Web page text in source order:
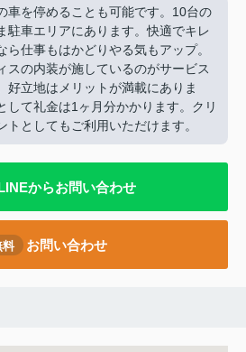
車を停めることも可能です。10台の
駐車エリアにあります。快適でキレ
ら仕事もはかどりやる気もアップ。
スの内装が施しているのがサービス
好立地はメリットが満載にありま
して礼金は1ヶ月分かかります。クリ
トとしてもご利用いただけます。
からお問い合わせ
料 お問い合わせ